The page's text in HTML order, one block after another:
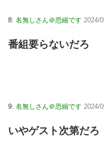
8: 名無しさん＠恐縮です 2024/
番組要らないだろ
9: 名無しさん＠恐縮です 2024/
いやゲスト次第だろ